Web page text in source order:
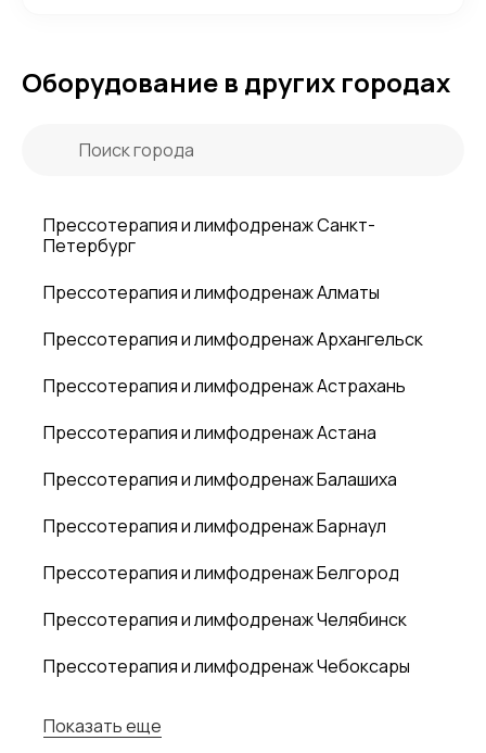
Оборудование в других городах
Прессотерапия и лимфодренаж Санкт-
Петербург
Прессотерапия и лимфодренаж Алматы
Прессотерапия и лимфодренаж Архангельск
Прессотерапия и лимфодренаж Астрахань
Прессотерапия и лимфодренаж Астана
Прессотерапия и лимфодренаж Балашиха
Прессотерапия и лимфодренаж Барнаул
Прессотерапия и лимфодренаж Белгород
Прессотерапия и лимфодренаж Челябинск
Прессотерапия и лимфодренаж Чебоксары
Показать еще